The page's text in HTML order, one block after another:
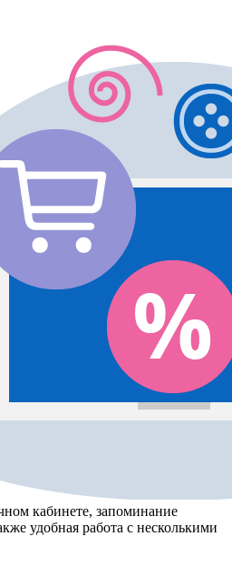
кабинете, запоминание
удобная работа с несколькими